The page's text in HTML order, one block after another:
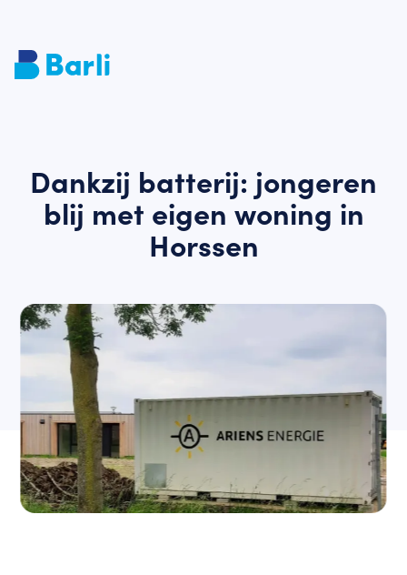
Dankzij batterij: jongeren
blij met eigen woning in
Horssen